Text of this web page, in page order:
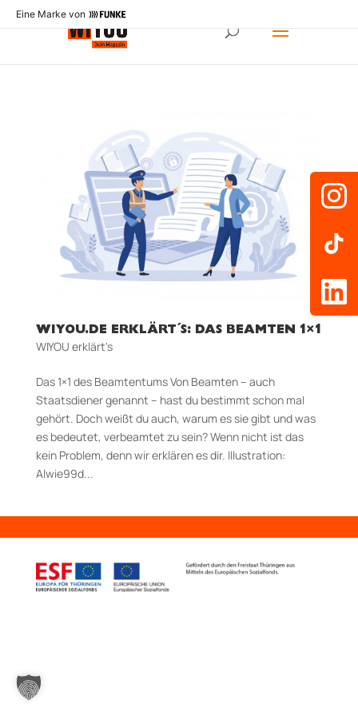
Eine Marke von
WIYOU.DE ERKLÄRT´S: DAS BEAMTEN 1×1
WIYOU erklärt's
Das 1×1 des Beamtentums Von Beamten – auch
Staatsdiener genannt – hast du bestimmt schon mal
gehört. Doch weißt du auch, warum es sie gibt und was
es bedeutet, verbeamtet zu sein? Wenn nicht ist das
kein Problem, denn wir erklären es dir. Illustration:
Alwie99d...